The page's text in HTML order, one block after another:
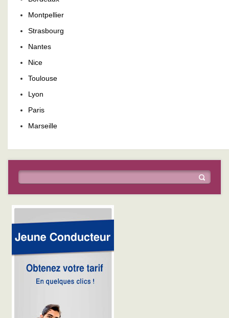
Montpellier
Strasbourg
Nantes
Nice
Toulouse
Lyon
Paris
Marseille